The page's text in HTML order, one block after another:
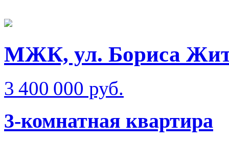
МЖК, ул. Бориса
3 400 000 руб.
3-комнатная квартира